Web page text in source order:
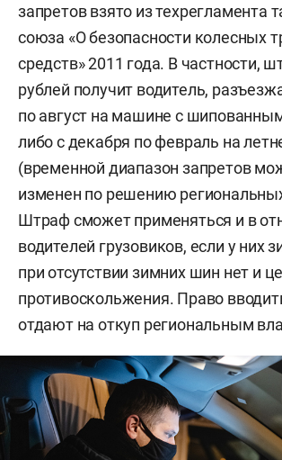
запретов взято из техрегламента
союза «О безопасности колесных
средств» 2011 года. В частности,
рублей получит водитель,
по август на машине с
либо с декабря по февраль на
(временной диапазон запретов
изменен по решению
Штраф сможет применяться и в
водителей грузовиков, если у них
при отсутствии зимних шин нет и
противоскольжения. Право
отдают на откуп региональным